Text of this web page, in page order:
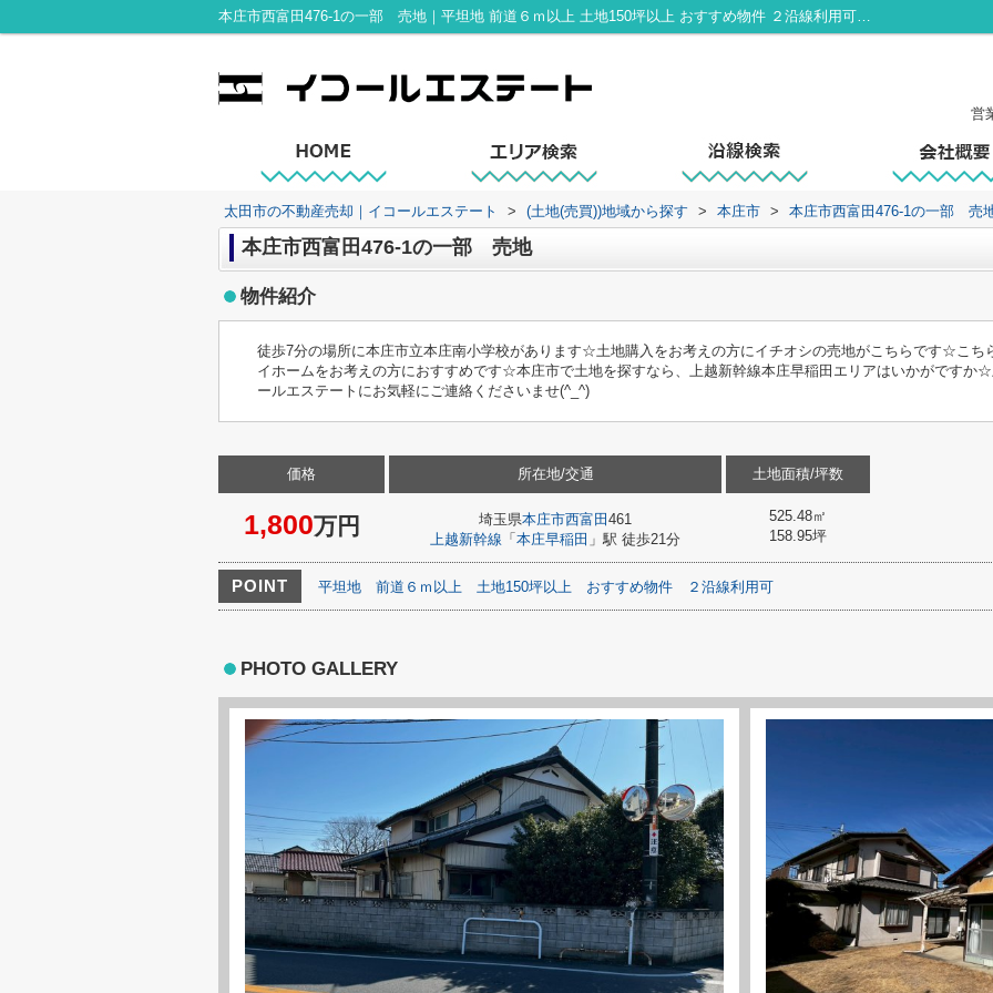
本庄市西富田476-1の一部 売地｜平坦地 前道６ｍ以上 土地150坪以上 おすすめ物件 ２沿線利用可｜太田市の不動産売却｜イコールエステート
営
太田市の不動産売却｜イコールエステート > (土地(売買))地域から探す > 本庄市 > 本庄市西富田476-1の一部 売
本庄市西富田476-1の一部 売地
物件紹介
徒歩7分の場所に本庄市立本庄南小学校があります☆土地購入をお考えの方にイチオシの売地がこちらです☆こち
イホームをお考えの方におすすめです☆本庄市で土地を探すなら、上越新幹線本庄早稲田エリアはいかがですか
ールエステートにお気軽にご連絡くださいませ(^_^)
価格
1,800万円
所在地/交通
埼玉県本庄市西富田 461
上越新幹線 「 本庄早稲田 」駅 徒歩21分
土地面積/坪数
525.48㎡
158.95坪
POINT 平坦地 前道６ｍ以上 土地150坪以上 おすすめ物件 ２沿線利用可
PHOTO GALLERY